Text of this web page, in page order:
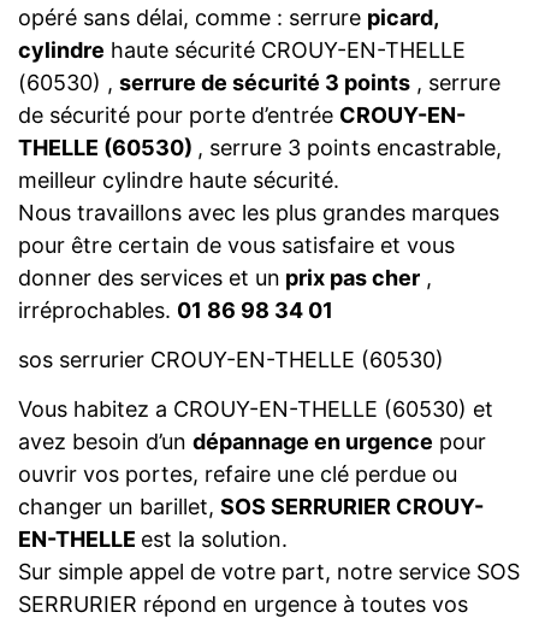
opéré sans délai, comme : serrure picard,
cylindre haute sécurité CROUY-EN-THELLE
(60530) , serrure de sécurité 3 points , serrure
de sécurité pour porte d’entrée CROUY-EN-
THELLE (60530) , serrure 3 points encastrable,
meilleur cylindre haute sécurité.
Nous travaillons avec les plus grandes marques
pour être certain de vous satisfaire et vous
donner des services et un prix pas cher ,
irréprochables. 01 86 98 34 01
sos serrurier CROUY-EN-THELLE (60530)
Vous habitez a CROUY-EN-THELLE (60530) et
avez besoin d’un dépannage en urgence pour
ouvrir vos portes, refaire une clé perdue ou
changer un barillet, SOS SERRURIER CROUY-
EN-THELLE est la solution.
Sur simple appel de votre part, notre service SOS
SERRURIER répond en urgence à toutes vos